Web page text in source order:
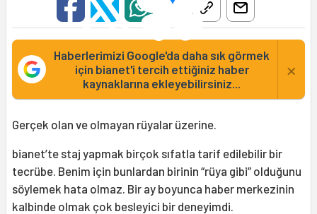
Haberlerimizi Google'da daha sık görmek
için bianet'i tercih ettiğiniz haber
kaynaklarına ekleyebilirsiniz...
×
Gerçek olan ve olmayan rüyalar üzerine.
bianet’te staj yapmak birçok sıfatla tarif edilebilir bir
tecrübe. Benim için bunlardan birinin “rüya gibi” olduğunu
söylemek hata olmaz. Bir ay boyunca haber merkezinin
kalbinde olmak çok besleyici bir deneyimdi.